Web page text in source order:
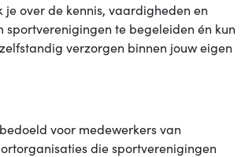
je over de kennis, vaardigheden en
sportverenigingen te begeleiden én kun
verzorgen binnen jouw eigen
voor medewerkers van
die sportverenigingen